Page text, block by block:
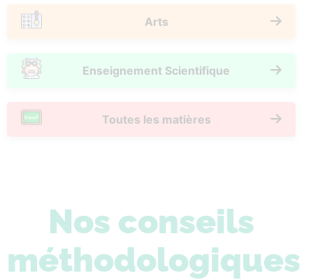
Arts
Enseignement Scientifique
Toutes les matières
Nos conseils
méthodologiques